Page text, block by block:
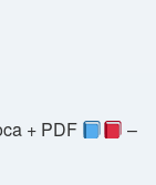
+ PDF
–